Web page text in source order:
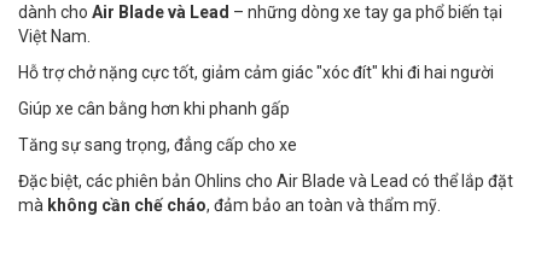
dành cho Air Blade và Lead – những dòng xe tay ga phổ biến tại
Việt Nam.
Hỗ trợ chở nặng cực tốt, giảm cảm giác "xóc đít" khi đi hai người
Giúp xe cân bằng hơn khi phanh gấp
Tăng sự sang trọng, đẳng cấp cho xe
Đặc biệt, các phiên bản Ohlins cho Air Blade và Lead có thể lắp đặt
mà không cần chế cháo, đảm bảo an toàn và thẩm mỹ.